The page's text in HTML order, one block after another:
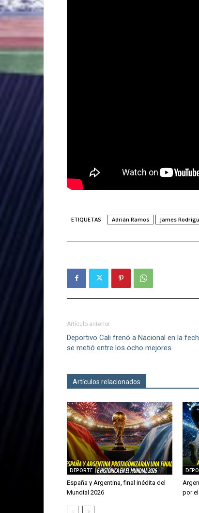
ETIQUETAS Adrián Ramos James
Artículo anterior
Deportivo Cali frenó a Nacional en la
se metió entre los ocho mejores
Artículos relacionados
DEPORTE
España y Argentina, final inédita del
Mundial 2026
por